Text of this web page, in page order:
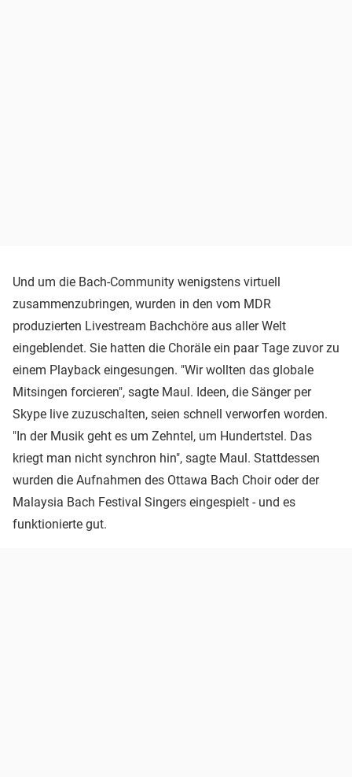
Und um die Bach-Community wenigstens virtuell
zusammenzubringen, wurden in den vom MDR
produzierten Livestream Bachchöre aus aller Welt
eingeblendet. Sie hatten die Choräle ein paar Tage zuvor zu
einem Playback eingesungen. "Wir wollten das globale
Mitsingen forcieren", sagte Maul. Ideen, die Sänger per
Skype live zuzuschalten, seien schnell verworfen worden.
"In der Musik geht es um Zehntel, um Hundertstel. Das
kriegt man nicht synchron hin", sagte Maul. Stattdessen
wurden die Aufnahmen des Ottawa Bach Choir oder der
Malaysia Bach Festival Singers eingespielt - und es
funktionierte gut.